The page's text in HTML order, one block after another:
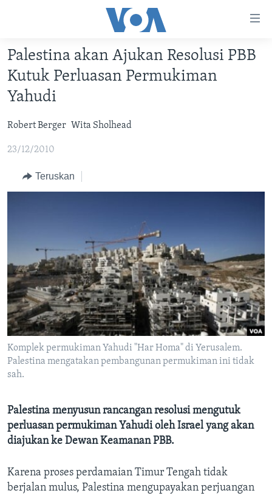
Akses
Lanjut
ke
Konten
Lanjut
ke
Utama
Lanjut
DUNIA
POLYGRAPH
DAFTAR PROGRAM
Learning English
Bahasa-bahasa
Palestina akan Ajukan Resolusi PBB
Kutuk Perluasan Permukiman
Yahudi
Robert Berger Wita Sholhead
23/12/2010
Teruskan
Komplek permukiman Yahudi "Har Homa" di Yerusalem.
Palestina mengatakan pembangunan permukiman ini tidak
sah.
Palestina menyusun rancangan resolusi mengutuk
perluasan permukiman Yahudi oleh Israel yang akan
diajukan ke Dewan Keamanan PBB.
Karena proses perdamaian Timur Tengah tidak
berjalan mulus, Palestina mengupayakan perjuangan